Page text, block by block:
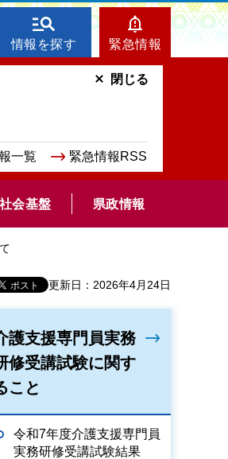
情報を探す 緊急情報
一覧 緊急情報RSS
閉じる
社会基盤 県政情報
更新日：2026年4月24日
護支援専門員実務
修受講試験に関す
こと
令和7年度介護支援専門員
実務研修受講試験結果